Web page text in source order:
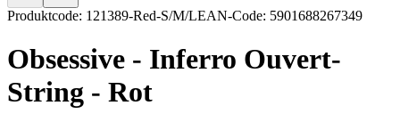
Item
of
7
Produktcode: 121389-Red-S/M/LEAN-Code: 5901688267349
Obsessive - Inferro Ouvert-
String - Rot